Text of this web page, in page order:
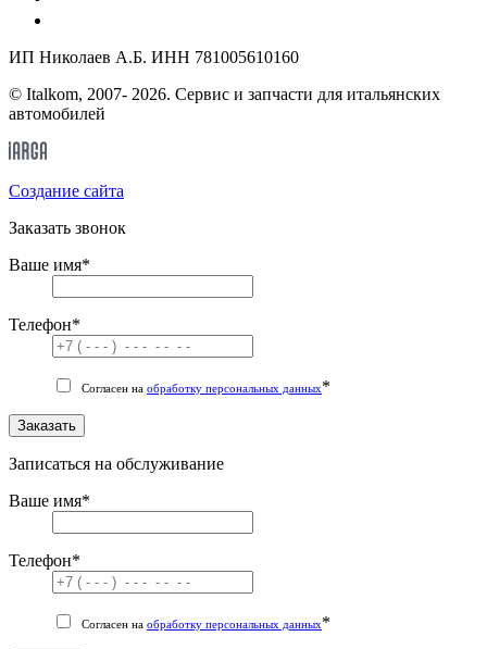
ИП Николаев А.Б. ИНН 781005610160
© Italkom, 2007- 2026. Сервис и запчасти для итальянских
автомобилей
Cоздание сайта
Заказать звонок
Ваше имя*
Телефон*
Согласен на обработку персональных данных*
Заказать
Записаться на обслуживание
Ваше имя*
Телефон*
Согласен на обработку персональных данных*